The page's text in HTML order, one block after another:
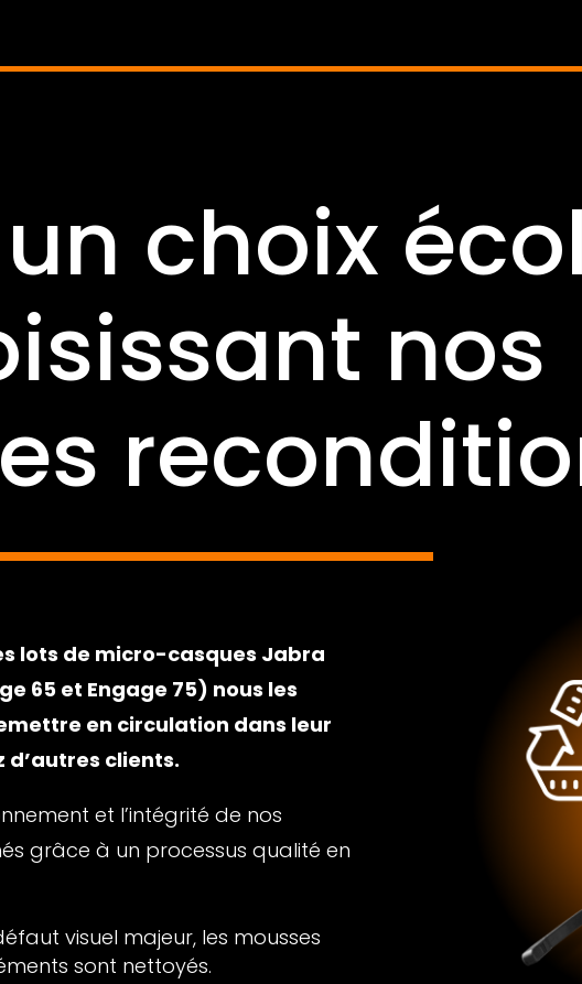
choix
nos
lots de micro-casques Jabra
65 et Engage 75) nous les
en circulation dans leur
d’autres clients.
et l’intégrité de nos
grâce à un processus qualité en
visuel majeur, les mousses
sont nettoyés.